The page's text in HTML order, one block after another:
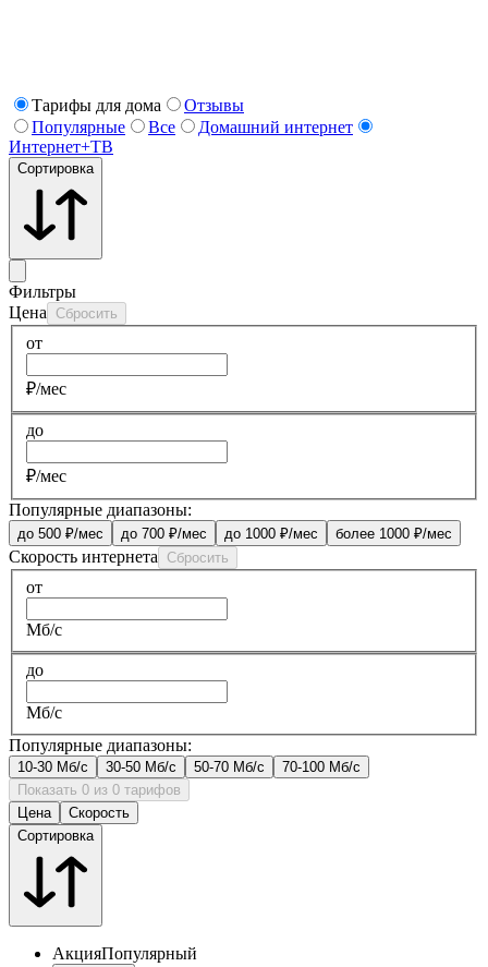
Тарифы для дома
Отзывы
Популярные
Все
Домашний интернет
Интернет+ТВ
Сортировка
Фильтры
Цена
Сбросить
от
₽/мес
до
₽/мес
Популярные диапазоны:
до 500 ₽/мес до 700 ₽/мес до 1000 ₽/мес более 1000 ₽/мес
Скорость интернета Сбросить
от
Мб/с
до
Мб/с
Популярные диапазоны:
10-30 Мб/с 30-50 Мб/с 50-70 Мб/с
70-100 Мб/с
Показать 0 из 0 тарифов
Цена
Скорость
Сортировка
АкцияПопулярный